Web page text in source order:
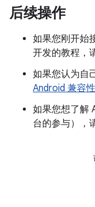
后续操作
如果您刚开始
开发的教程，
如果您认为自
Android 兼容
如果您想了解
台的参与），